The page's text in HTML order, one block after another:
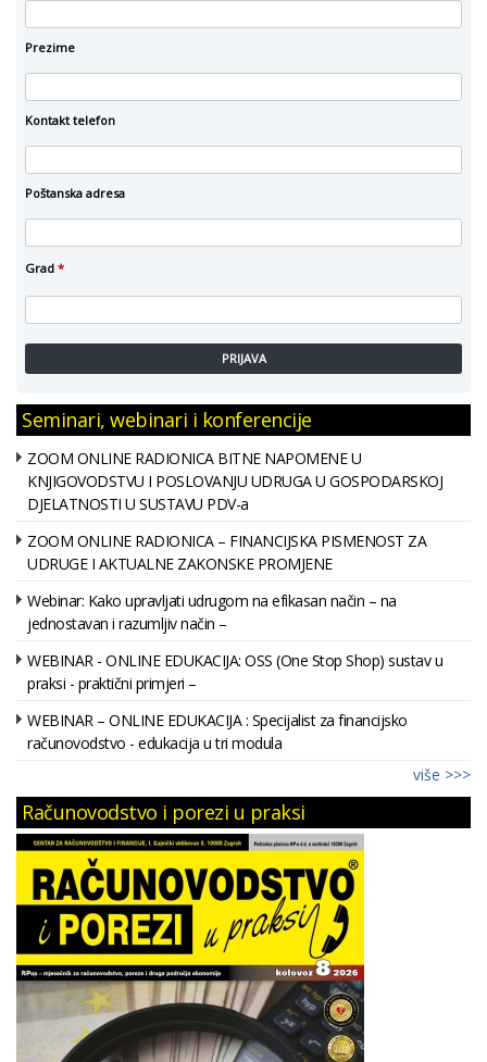
Prezime
Kontakt telefon
Poštanska adresa
Grad *
PRIJAVA
Seminari, webinari i konferencije
ZOOM ONLINE RADIONICA BITNE NAPOMENE U
KNJIGOVODSTVU I POSLOVANJU UDRUGA U GOSPODARSKOJ
DJELATNOSTI U SUSTAVU PDV-a
ZOOM ONLINE RADIONICA – FINANCIJSKA PISMENOST ZA
UDRUGE I AKTUALNE ZAKONSKE PROMJENE
Webinar: Kako upravljati udrugom na efikasan način – na
jednostavan i razumljiv način –
WEBINAR - ONLINE EDUKACIJA: OSS (One Stop Shop) sustav u
praksi - praktični primjeri –
WEBINAR – ONLINE EDUKACIJA : Specijalist za financijsko
računovodstvo - edukacija u tri modula
više >>>
Računovodstvo i porezi u praksi